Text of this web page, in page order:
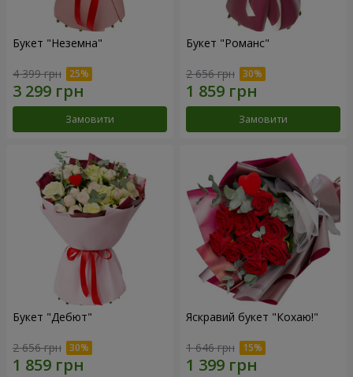
Букет "Неземна"
4 399 грн
Замовити
Букет "Романс"
2 656 грн
Замовити
Букет "Дебют"
2 656 грн
Яскравий букет "Кохаю!"
1 646 грн